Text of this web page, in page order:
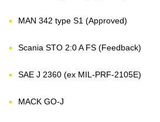
MAN 342 type S1 (Approved)
Scania STO 2:0 A FS (Feedback)
SAE J 2360 (ex MIL-PRF-2105E)
MACK GO-J